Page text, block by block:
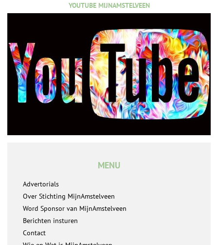
YOUTUBE MIJNAMSTELVEEN
MENU
Advertorials
Over Stichting MijnAmstelveen
Word Sponsor van MijnAmstelveen
Berichten insturen
Contact